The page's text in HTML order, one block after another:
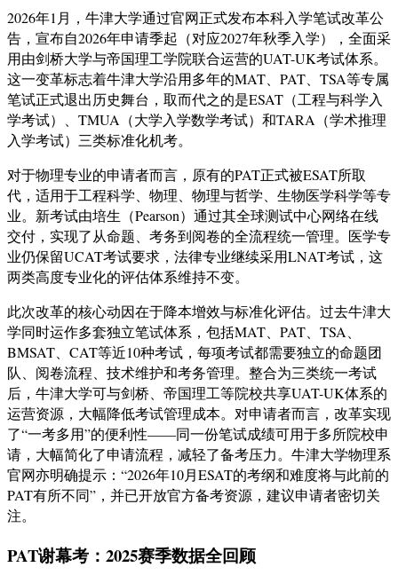
2026年1月，牛津大学通过官网正式发布本科入学笔试改革公
告，宣布自2026年申请季起（对应2027年秋季入学），全面采
用由剑桥大学与帝国理工学院联合运营的UAT-UK考试体系。
这一变革标志着牛津大学沿用多年的MAT、PAT、TSA等专属
笔试正式退出历史舞台，取而代之的是ESAT（工程与科学入
学考试）、TMUA（大学入学数学考试）和TARA（学术推理
入学考试）三类标准化机考。
对于物理专业的申请者而言，原有的PAT正式被ESAT所取
代，适用于工程科学、物理、物理与哲学、生物医学科学等专
业。新考试由培生（Pearson）通过其全球测试中心网络在线
交付，实现了从命题、考务到阅卷的全流程统一管理。医学专
业仍保留UCAT考试要求，法律专业继续采用LNAT考试，这
两类高度专业化的评估体系维持不变。
此次改革的核心动因在于降本增效与标准化评估。过去牛津大
学同时运作多套独立笔试体系，包括MAT、PAT、TSA、
BMSAT、CAT等近10种考试，每项考试都需要独立的命题团
队、阅卷流程、技术维护和考务管理。整合为三类统一考试
后，牛津大学可与剑桥、帝国理工等院校共享UAT-UK体系的
运营资源，大幅降低考试管理成本。对申请者而言，改革实现
了“一考多用”的便利性——同一份笔试成绩可用于多所院校申
请，大幅简化了申请流程，减轻了备考压力。牛津大学物理系
官网亦明确提示：“2026年10月ESAT的考纲和难度将与此前的
PAT有所不同”，并已开放官方备考资源，建议申请者密切关
注。
PAT谢幕考：2025赛季数据全回顾